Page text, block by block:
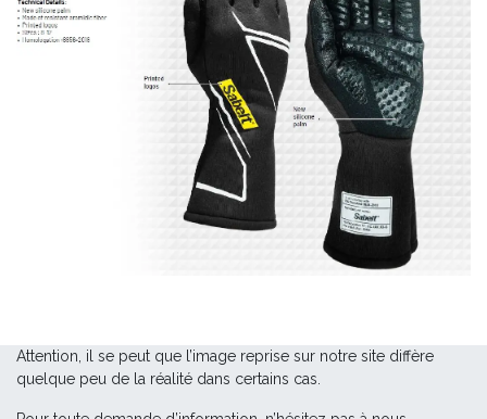
Attention, il se peut que l’image reprise sur notre site diffère
quelque peu de la réalité dans certains cas.